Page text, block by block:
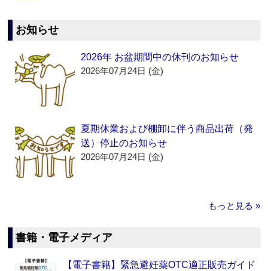
お知らせ
2026年 お盆期間中の休刊のお知らせ
2026年07月24日 (金)
夏期休業および棚卸に伴う商品出荷（発
送）停止のお知らせ
2026年07月24日 (金)
もっと見る »
書籍・電子メディア
【電子書籍】緊急避妊薬OTC適正販売ガイド